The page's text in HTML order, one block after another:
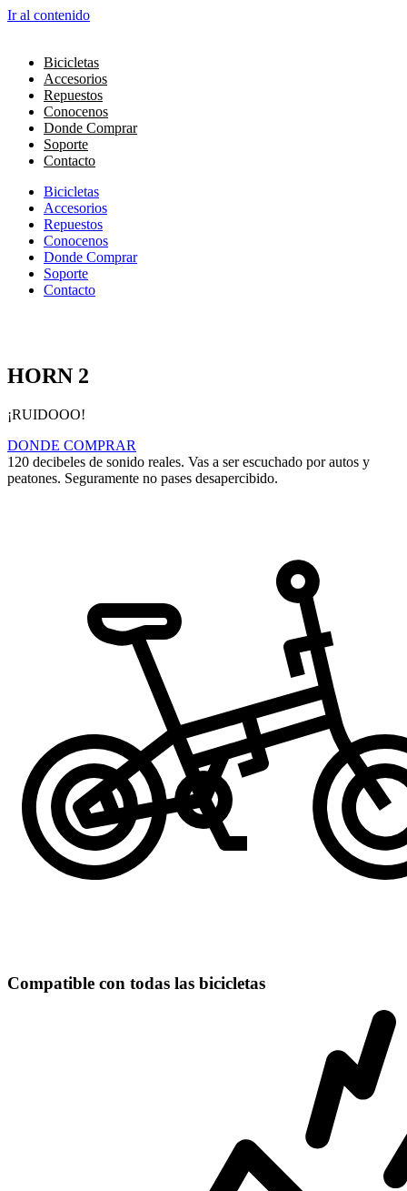
Ir al contenido
Bicicletas
Accesorios
Repuestos
Conocenos
Donde Comprar
Soporte
Contacto
Bicicletas
Accesorios
Repuestos
Conocenos
Donde Comprar
Soporte
Contacto
HORN 2
¡RUIDOOO!
DONDE COMPRAR
120 decibeles de sonido reales. Vas a ser escuchado por autos y
peatones. Seguramente no pases desapercibido.
Compatible con todas las bicicletas